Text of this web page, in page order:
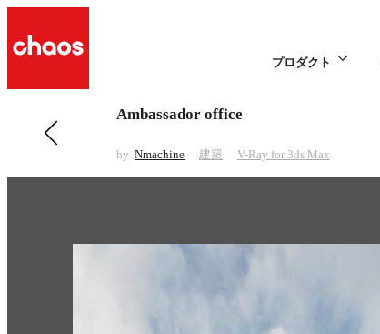
プロダクト
前の 建築 項目
Ambassador office
by Nmachine 建築 V-Ray for 3ds Max